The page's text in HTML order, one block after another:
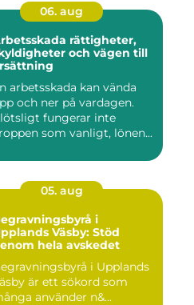
06. aug
rättigheter,
och vägen till
arbetsskada kan vända
och ner på vardagen.
fungerar inte
som vanligt, lönen...
05. aug
i
Väsby: Stöd
hela avskedet
i Upplands
är ett sökord som
använder n&...